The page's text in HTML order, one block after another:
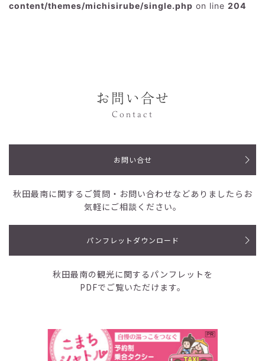
content/themes/michisirube/single.php on line 204
お問い合せ
Contact
お問い合せ
秋田最南に関するご質問・お問い合わせなどありましたらお
気軽にご相談ください。
パンフレットダウンロード
秋田最南の観光に関するパンフレットを
PDFでご覧いただけます。